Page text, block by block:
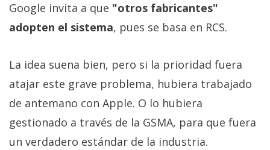
Google invita a que "otros fabricantes"
adopten el sistema, pues se basa en RCS.
La idea suena bien, pero si la prioridad fuera
atajar este grave problema, hubiera trabajado
de antemano con Apple. O lo hubiera
gestionado a través de la GSMA, para que fuera
un verdadero estándar de la industria.